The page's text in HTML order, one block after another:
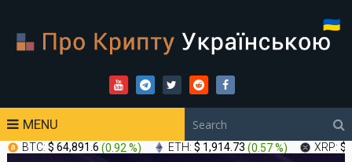
MENU
BTC: $ 64,891.6 (0.92 %) ETH: $ 1,914.73 (0.57 %) XRP: $